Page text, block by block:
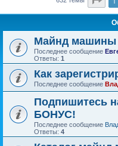
Майнд машины
Последнее сообщение
Ответы: 1
Как
Последнее сообщение
Подпишитесь
БОНУС!
Последнее сообщение
Ответы: 4